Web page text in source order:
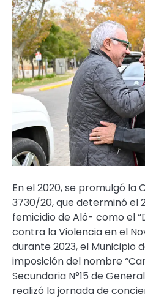
En el 2020, se promulgó la
3730/20, que determinó el
femicidio de Aló- como el
contra la Violencia en el
durante 2023, el Municipio
imposición del nombre
Secundaria N°15 de
realizó la jornada de